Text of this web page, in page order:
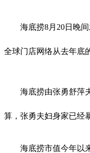
海底捞8月20日晚
全球门店网络从去年底
海底捞由张勇舒萍
算，张勇夫妇身家已经
海底捞市值今年以